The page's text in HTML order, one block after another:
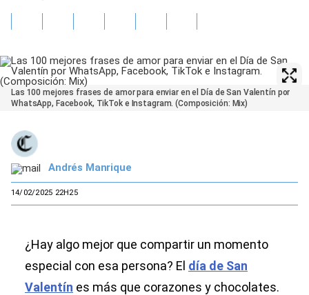
Las 100 mejores frases de amor para enviar en el Día de San Valentín por
WhatsApp, Facebook, TikTok e Instagram. (Composición: Mix)
Andrés Manrique
14/02/2025 22H25
¿Hay algo mejor que compartir un momento
especial con esa persona? El día de San
Valentín es más que corazones y chocolates.